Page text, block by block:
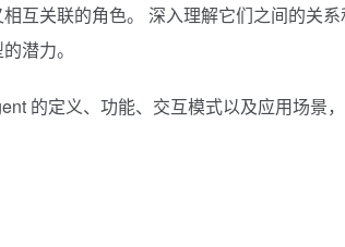
互关联的角色。 深入理解它们之间的关系
潜力。
的定义、功能、交互模式以及应用场景